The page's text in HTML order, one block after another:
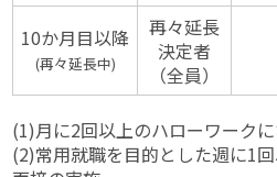
10か月目以降
(再々延長中)
再々延長
決定者
（全員）
(1)月に2回以上のハローワーク
(2)常用就職を目的とした週に1